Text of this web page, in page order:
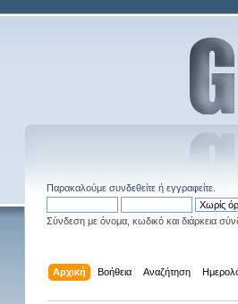
Παρακαλούμε συνδεθείτεή εγγραφείτε.
Σύνδεση με όνομα, κωδικό και διάρκεια
Αρχική Βοήθεια Αναζήτηση